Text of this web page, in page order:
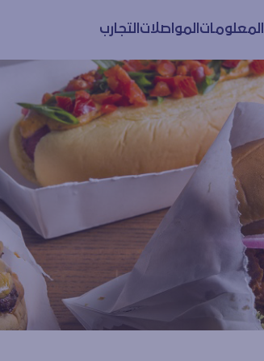
المعلوماتالمواصلاتالتجارب